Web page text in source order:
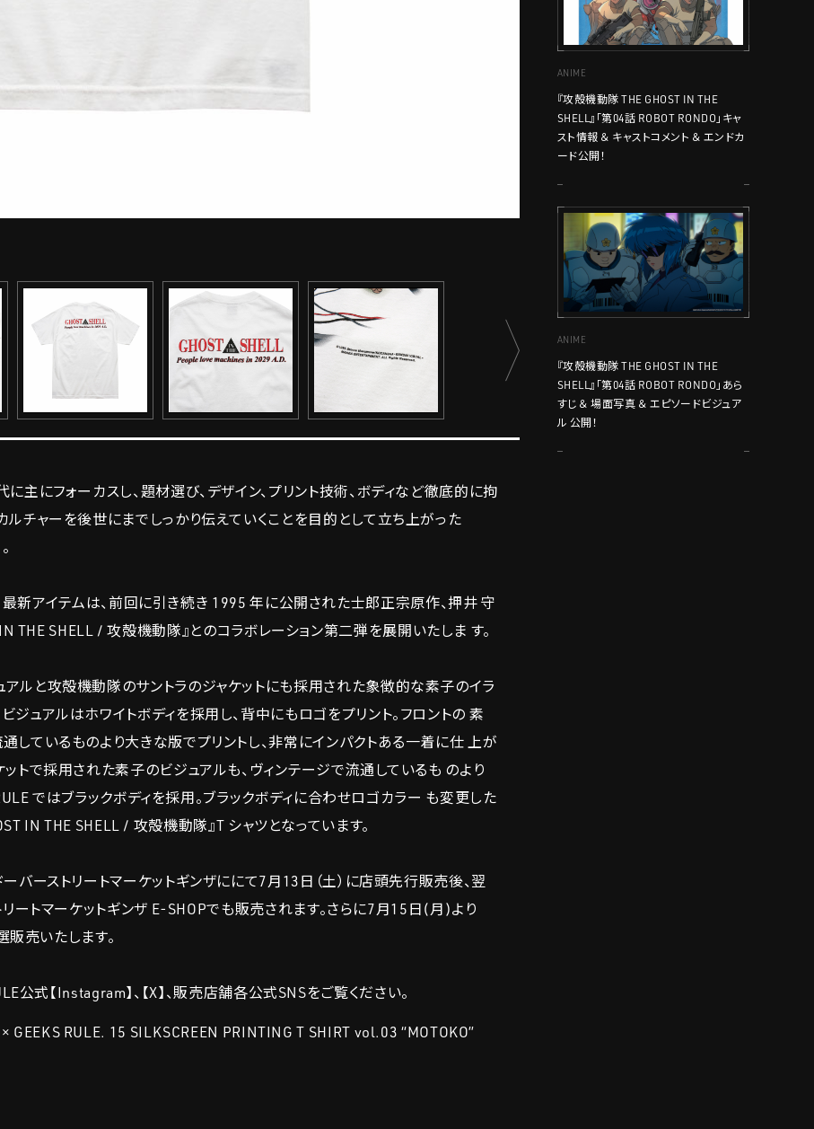
主にフォーカスし、題材選び、デザイン、プリント技術、ボディなど徹底的に拘
ルチャーを後世にまでしっかり伝えていくことを目的として立ち上がった
最新アイテムは、前回に引き続き 1995 年に公開された士郎正宗原作、押井 守
THE SHELL / 攻殻機動隊』とのコラボレーション第二弾を展開いたしま す。
ルと攻殻機動隊のサントラのジャケットにも採用された象徴的な素子のイラ
ジュアルはホワイトボディを採用し、背中にもロゴをプリント。フロントの 素
しているものより大きな版でプリントし、非常にインパクトある一着に仕 上が
ットで採用された素子のビジュアルも、ヴィンテージで流通しているも のより
ではブラックボディを採用。ブラックボディに合わせロゴカラー も変更した
IN THE SHELL / 攻殻機動隊』T シャツとなっています。
バーストリートマーケットギンザににて7月13日（土）に店頭先行販売後、翌
ートマーケットギンザ E-SHOPでも販売されます。さらに7月15日(月)より
販売いたします。
公式【Instagram】、【X】、販売店舗各公式SNSをご覧ください。
GEEKS RULE. 15 SILKSCREEN PRINTING T SHIRT vol.03 “MOTOKO”
ANIME
『攻殻機動隊 THE GHOST IN THE
SHELL』「第04話 ROBOT RONDO」キャ
スト情報 ＆ キャストコメント ＆ エンドカ
ード公開！
ANIME
『攻殻機動隊 THE GHOST IN THE
SHELL』「第04話 ROBOT RONDO」あら
すじ ＆ 場面写真 ＆ エピソードビジュア
ル 公開！